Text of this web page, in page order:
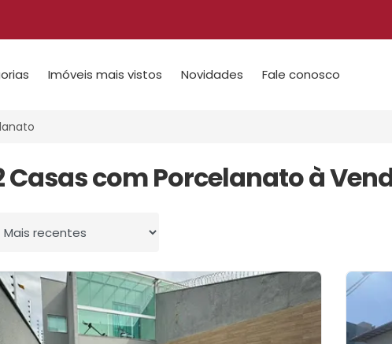
Imóveis mais vistos Novidades Fale conosco
Casas com Porcelanato à
Ordenar por